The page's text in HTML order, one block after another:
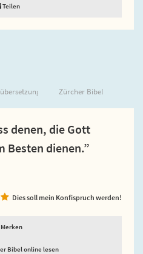
Teilen
Zürcher Bibel
denen, die Gott
Besten dienen.”
Dies soll mein Konfispruch werden!
Bibel online lesen